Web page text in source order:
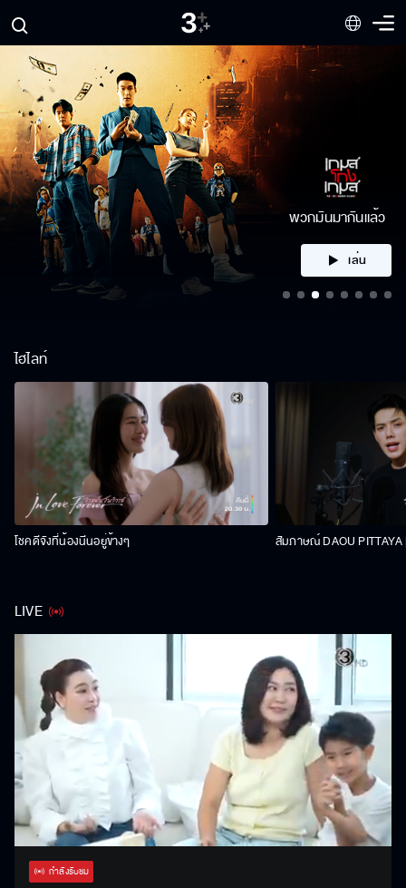
ไม่ได้โกรธ แต่มันเขิน
เล่น
ไฮไลท์
โชคดีจังที่น้องนีนอยู่ข้างๆ สัมภาษณ์ DAOU PITTAYA
LIVE
UnmuteStream Settings
กำลังรับชม